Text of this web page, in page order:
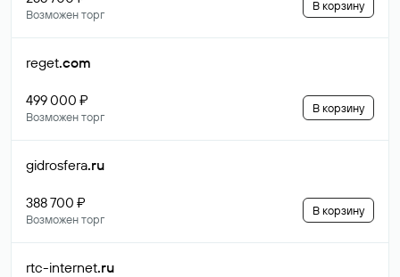
Возможен торг
В корзину
reget.com
499 000 ₽
Возможен торг
В корзину
gidrosfera.ru
388 700 ₽
Возможен торг
В корзину
rtc-internet.ru